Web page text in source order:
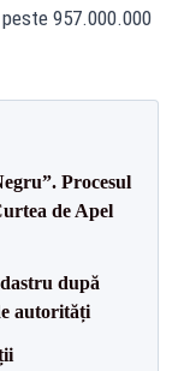
957.000.000
Procesul
de Apel
după
autorități